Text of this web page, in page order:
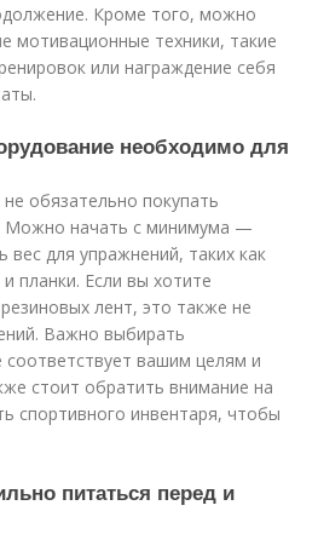
Кроме того, можно
мотивационные техники, такие
или награждение себя
необходимо для
обязательно покупать
Можно начать с минимума —
вес для упражнений, таких как
планки. Если вы хотите
лент, это также не
Важно выбирать
вашим целям и
стоит обратить внимание на
спортивного инвентаря, чтобы
питаться перед и